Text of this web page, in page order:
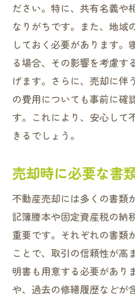
ださい。特に、共有名義や
なりがちです。また、地域
しておく必要があります。
る場合、その影響を考慮す
げます。さらに、売却に伴
の費用についても事前に確
す。これにより、安心して
きるでしょう。
売却時に必要な書
不動産売却には多くの書類
記簿謄本や固定資産税の納
重要です。それぞれの書類
ことで、取引の信頼性が高
明書も用意する必要があり
や、過去の修繕履歴などが